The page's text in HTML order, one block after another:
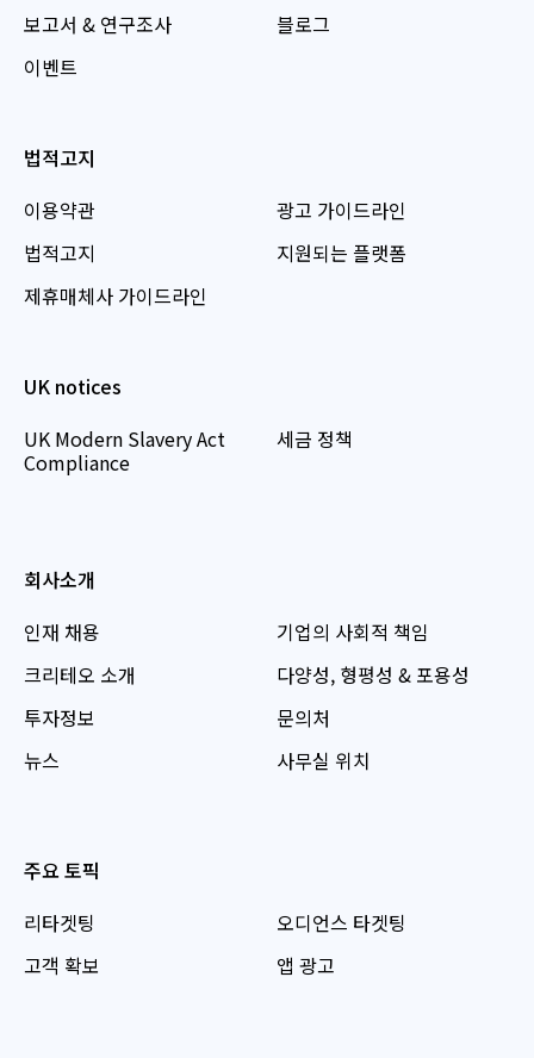
보고서 & 연구조사
이벤트
블로그
법적고지
이용약관
법적고지
제휴매체사 가이드라인
광고 가이드라인
지원되는 플랫폼
UK notices
UK Modern Slavery Act
Compliance
세금 정책
회사소개
인재 채용
크리테오 소개
투자정보
뉴스
기업의 사회적 책임
다양성, 형평성 & 포용성
문의처
사무실 위치
주요 토픽
리타겟팅
고객 확보
오디언스 타겟팅
앱 광고